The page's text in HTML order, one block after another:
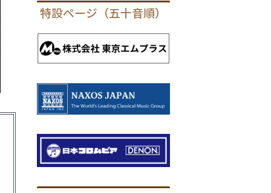
特設ページ（五十音順）